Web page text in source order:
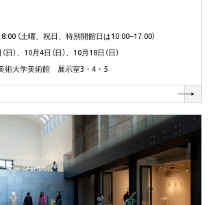
（土曜、祝日、特別開館日は10:00‒17:00）
日）、10月4日（日）、10月18日（日）
術大学美術館 展示室3・4・5